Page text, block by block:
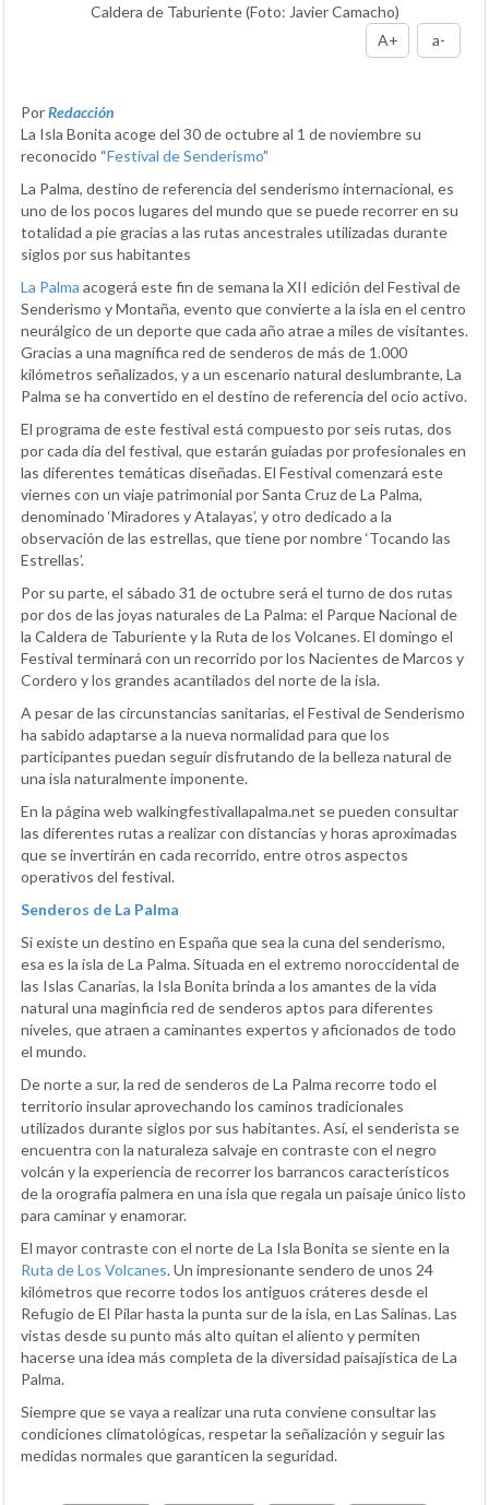
Caldera de Taburiente(Foto: Javier Camacho)
A+
a-
PorRedacción
La Isla Bonita acoge del 30 de octubre al 1 de noviembre su
reconocido “Festival de Senderismo”
La Palma, destino de referencia del senderismo internacional, es
uno de los pocos lugares del mundo que se puede recorrer en su
totalidad a pie gracias a las rutas ancestrales utilizadas durante
siglos por sus habitantes
La Palma acogerá este fin de semana la XII edición del Festival de
Senderismo y Montaña, evento que convierte a la isla en el centro
neurálgico de un deporte que cada año atrae a miles de visitantes.
Gracias a una magnífica red de senderos de más de 1.000
kilómetros señalizados, y a un escenario natural deslumbrante, La
Palma se ha convertido en el destino de referencia del ocio activo.
El programa de este festival está compuesto por seis rutas, dos
por cada día del festival, que estarán guiadas por profesionales en
las diferentes temáticas diseñadas. El Festival comenzará este
viernes con un viaje patrimonial por Santa Cruz de La Palma,
denominado ‘Miradores y Atalayas’, y otro dedicado a la
observación de las estrellas, que tiene por nombre ‘Tocando las
Estrellas’.
Por su parte, el sábado 31 de octubre será el turno de dos rutas
por dos de las joyas naturales de La Palma: el Parque Nacional de
la Caldera de Taburiente y la Ruta de los Volcanes. El domingo el
Festival terminará con un recorrido por los Nacientes de Marcos y
Cordero y los grandes acantilados del norte de la isla.
A pesar de las circunstancias sanitarias, el Festival de Senderismo
ha sabido adaptarse a la nueva normalidad para que los
participantes puedan seguir disfrutando de la belleza natural de
una isla naturalmente imponente.
En la página web walkingfestivallapalma.net se pueden consultar
las diferentes rutas a realizar con distancias y horas aproximadas
que se invertirán en cada recorrido, entre otros aspectos
operativos del festival.
Senderos de La Palma
Si existe un destino en España que sea la cuna del senderismo,
esa es la isla de La Palma. Situada en el extremo noroccidental de
las Islas Canarias, la Isla Bonita brinda a los amantes de la vida
natural una maginficia red de senderos aptos para diferentes
niveles, que atraen a caminantes expertos y aficionados de todo
el mundo.
De norte a sur, la red de senderos de La Palma recorre todo el
territorio insular aprovechando los caminos tradicionales
utilizados durante siglos por sus habitantes. Así, el senderista se
encuentra con la naturaleza salvaje en contraste con el negro
volcán y la experiencia de recorrer los barrancos característicos
de la orografía palmera en una isla que regala un paisaje único listo
para caminar y enamorar.
El mayor contraste con el norte de La Isla Bonita se siente en la
Ruta de Los Volcanes. Un impresionante sendero de unos 24
kilómetros que recorre todos los antiguos cráteres desde el
Refugio de El Pilar hasta la punta sur de la isla, en Las Salinas. Las
vistas desde su punto más alto quitan el aliento y permiten
hacerse una idea más completa de la diversidad paisajística de La
Palma.
Siempre que se vaya a realizar una ruta conviene consultar las
condiciones climatológicas, respetar la señalización y seguir las
medidas normales que garanticen la seguridad.